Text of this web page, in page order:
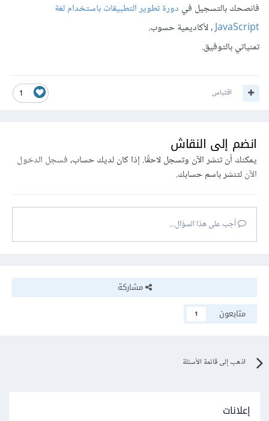
فانصحك بالتسجيل في دورة تطوير التطبيقات باستخدام لغة
JavaScript، لأكاديمية حسوب.
تمنياتي بالتوفيق.
1 اقتباس
انضم إلى النقاش
يمكنك أن تنشر الآن وتسجل لاحقًا. إذا كان لديك حساب،فسجل الدخول
الآنلتنشر باسم حسابك.
أجب على هذا السؤال...
مشاركة
متابعون
1
اذهب إلى قائمة الأسئلة
إعلانات